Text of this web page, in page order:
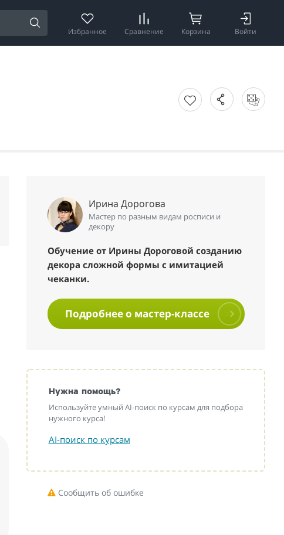
Избранное Сравнение Корзина Войти
Ирина Дорогова
Мастер по разным видам росписи и
декору
Обучение от Ирины Дороговой созданию
декора сложной формы с имитацией
чеканки.
Подробнее о мастер-классе
Нужна помощь?
Используйте умный AI-поиск по курсам для подбора
нужного курса!
AI-поиск по курсам
Сообщить об ошибке